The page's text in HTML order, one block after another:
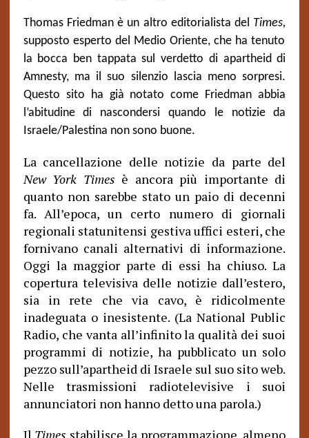
Thomas Friedman è un altro editorialista del Times,
supposto esperto del Medio Oriente, che ha tenuto
la bocca ben tappata sul verdetto di apartheid di
Amnesty, ma il suo silenzio lascia meno sorpresi.
Questo sito ha già notato come Friedman abbia
l’abitudine di nascondersi quando le notizie da
Israele/Palestina non sono buone.
La cancellazione delle notizie da parte del
New York Times è ancora più importante di
quanto non sarebbe stato un paio di decenni
fa. All’epoca, un certo numero di giornali
regionali statunitensi gestiva uffici esteri, che
fornivano canali alternativi di informazione.
Oggi la maggior parte di essi ha chiuso. La
copertura televisiva delle notizie dall’estero,
sia in rete che via cavo, è ridicolmente
inadeguata o inesistente. (La National Public
Radio, che vanta all’infinito la qualità dei suoi
programmi di notizie, ha pubblicato un solo
pezzo sull’apartheid di Israele sul suo sito web.
Nelle trasmissioni radiotelevisive i suoi
annunciatori non hanno detto una parola.)
Il Times stabilisce la programmazione, almeno